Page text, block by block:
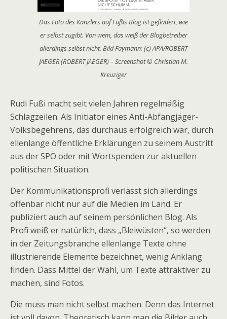
Das Foto des Kanzlers auf Fußis Blog ist gefladert, wie
er selbst zugibt. Von wem, das weiß der Blogbetreiber
allerdings selbst nicht. Bild Faymann: (c) APA/ROBERT
JAEGER (ROBERT JAEGER) – Screenshot © Christian M.
Kreuziger
Rudi Fußi macht seit vielen Jahren regelmäßig
Schlagzeilen. Als Initiator eines Anti-Abfangjäger-
Volksbegehrens, das durchaus erfolgreich war, durch
ellenlange öffentliche Erklärungen zu seinem Austritt
aus der SPÖ oder mit Wortspenden zur aktuellen
politischen Situation.
Der Kommunikationsprofi verlässt sich allerdings
offenbar nicht nur auf die Medien im Land. Er
publiziert auch auf seinem persönlichen Blog. Als
Profi weiß er natürlich, dass „Bleiwüsten“, so werden
in der Zeitungsbranche ellenlange Texte ohne
illustrierende Elemente bezeichnet, wenig Anklang
finden. Dass Mittel der Wahl, um Texte attraktiver zu
machen, sind Fotos.
Die muss man nicht selbst machen. Denn das Internet